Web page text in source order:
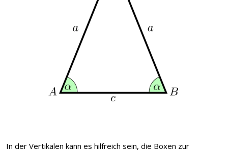
In der Vertikalen kann es hilfreich sein, die Boxen zur